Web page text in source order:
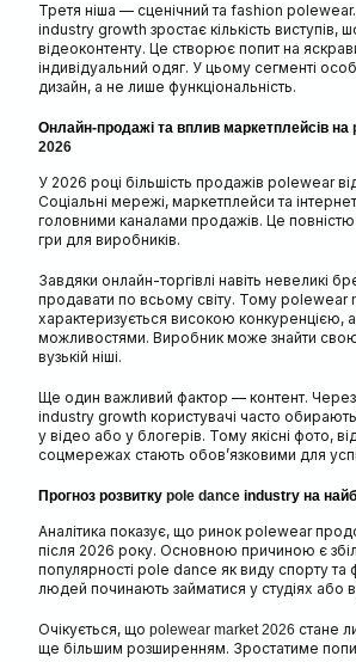
Третя ніша — сценічний та fashion
industry growth зростає кількість виступів,
відеоконтенту. Це створює попит на
індивідуальний одяг. У цьому сегменті
дизайн, а не лише функціональність.
Онлайн-продажі та вплив маркетплейсів на
2026
У 2026 році більшість продажів polewear
Соціальні мережі, маркетплейси та
головними каналами продажів. Це
гри для виробників.
Завдяки онлайн-торгівлі навіть невеликі
продавати по всьому світу. Тому polewear
характеризується високою конкуренцією,
можливостями. Виробник може знайти свою
вузькій ніші.
Ще один важливий фактор — контент.
industry growth користувачі часто
у відео або у блогерів. Тому якісні фото,
соцмережах стають обов’язковими для
Прогноз розвитку pole danceindustry на
Аналітика показує, що ринок polewear
після 2026 року. Основною причиною є
популярності pole dance як виду спорту та
людей починають займатися у студіях або
Очікується, що polewear market 2026 стане
ще більшим розширенням. Зростатиме